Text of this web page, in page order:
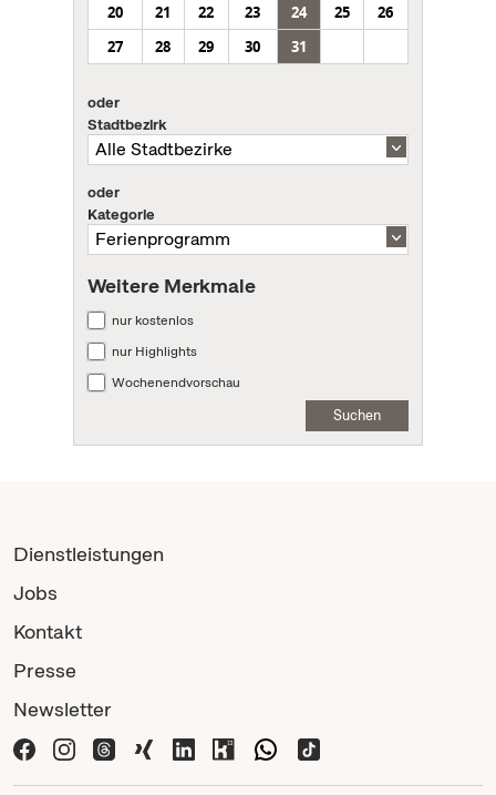
20
21 22 23 24 25
26
27
28 29 30 31
oder
Stadtbezirk
oder
Kategorie
Weitere Merkmale
nur kostenlos
nur Highlights
Wochenendvorschau
Suchen
Dienstleistungen
Jobs
Kontakt
Presse
Newsletter